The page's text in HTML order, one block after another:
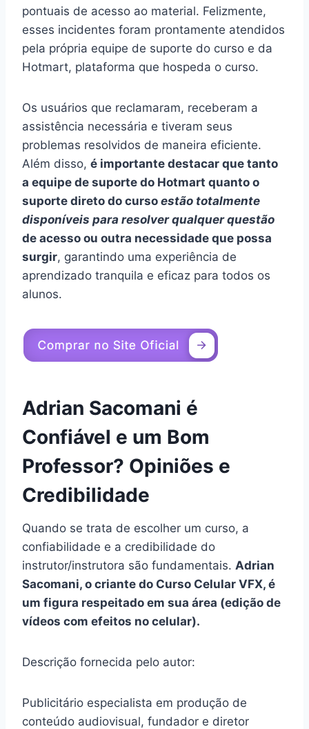
pontuais de acesso ao material. Felizmente,
esses incidentes foram prontamente atendidos
pela própria equipe de suporte do curso e da
Hotmart, plataforma que hospeda o curso.
Os usuários que reclamaram, receberam a
assistência necessária e tiveram seus
problemas resolvidos de maneira eficiente.
Além disso, é importante destacar que tanto
a equipe de suporte do Hotmart quanto o
suporte direto do curso estão totalmente
disponíveis para resolver qualquer questão
de acesso ou outra necessidade que possa
surgir, garantindo uma experiência de
aprendizado tranquila e eficaz para todos os
alunos.
Adrian Sacomani é
Confiável e um Bom
Professor? Opiniões e
Credibilidade
Quando se trata de escolher um curso, a
confiabilidade e a credibilidade do
instrutor/instrutora são fundamentais. Adrian
Sacomani, o criante do Curso Celular VFX, é
um figura respeitado em sua área (edição de
vídeos com efeitos no celular).
Descrição fornecida pelo autor:
Publicitário especialista em produção de
conteúdo audiovisual, fundador e diretor